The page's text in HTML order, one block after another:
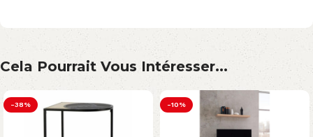
Cela Pourrait Vous Intéresser...
-38% -10%